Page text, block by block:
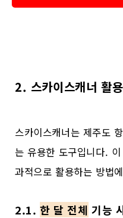
2. 스카이스캐너 활
스카이스캐너는 제주도
는 유용한 도구입니다.
과적으로 활용하는 방법
2.1. 한 달 전체 기능